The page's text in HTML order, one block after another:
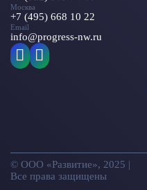
Москва
+7 (495) 668 10 22
Email
info@progress-nw.ru
© ООО «Развитие», 2025 |
Все права защищены